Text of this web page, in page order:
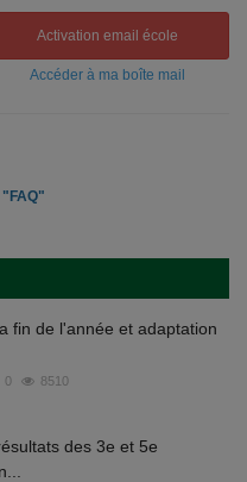
Activation email école
Accéder à ma boîte mail
fin de l'année et adaptation
0 8510
des 3e et 5e